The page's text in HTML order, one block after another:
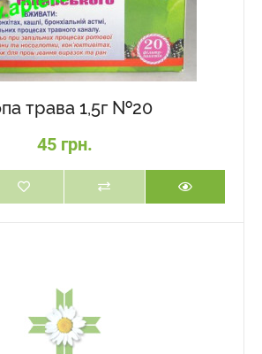
трава 1,5г №20
45 грн.